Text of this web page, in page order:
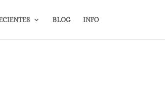
BLOG INFO